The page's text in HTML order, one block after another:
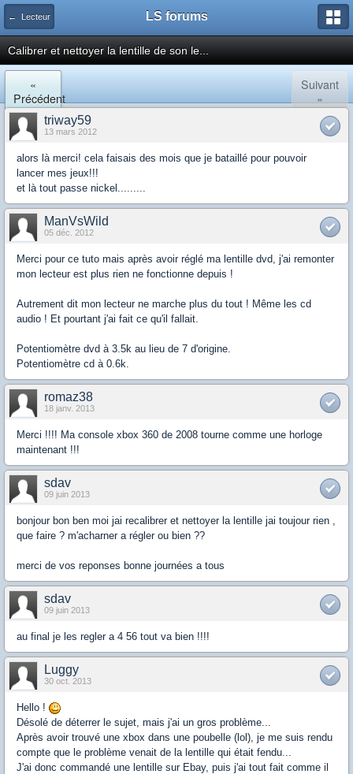
← Lecteur LS forums
Calibrer et nettoyer la lentille de son le...
«
Précédent
Suivant
»
triway59
13 mars 2012
alors là merci! cela faisais des mois que je bataillé pour pouvoir
lancer mes jeux!!!
et là tout passe nickel.........
ManVsWild
05 déc. 2012
Merci pour ce tuto mais après avoir réglé ma lentille dvd, j'ai remonter
mon lecteur est plus rien ne fonctionne depuis !
Autrement dit mon lecteur ne marche plus du tout ! Même les cd
audio ! Et pourtant j'ai fait ce qu'il fallait.
Potentiomètre dvd à 3.5k au lieu de 7 d'origine.
Potentiomètre cd à 0.6k.
romaz38
18 janv. 2013
Merci !!!! Ma console xbox 360 de 2008 tourne comme une horloge
maintenant !!!
sdav
09 juin 2013
bonjour bon ben moi jai recalibrer et nettoyer la lentille jai toujour rien ,
que faire ? m'acharner a régler ou bien ??
merci de vos reponses bonne journées a tous
sdav
09 juin 2013
au final je les regler a 4 56 tout va bien !!!!
Luggy
30 oct. 2013
Hello !
Désolé de déterrer le sujet, mais j'ai un gros problème...
Après avoir trouvé une xbox dans une poubelle (lol), je me suis rendu
compte que le problème venait de la lentille qui était fendu...
J'ai donc commandé une lentille sur Ebay, puis j'ai tout fait comme il